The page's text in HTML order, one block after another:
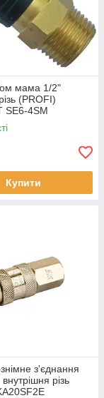
мама 1/2"
(PROFI)
SE6-4SM
Купити
з'єднання
різь